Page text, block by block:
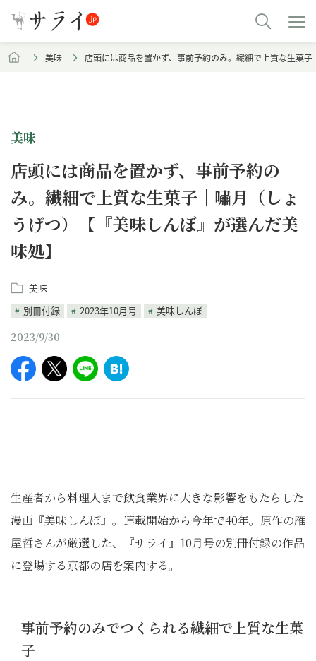
美味 店頭には商品を置かず、事前予約のみ。繊細で上質な生菓
美味
店頭には商品を置かず、事前予約の
み。繊細で上質な生菓子｜嘯月（しょ
うげつ）【『美味しんぼ』が選んだ美
味処】
美味
別冊付録
2023年10月号 美味しんぼ
2023/9/30
生産者から料理人まで飲食業界に大きな影響をもたらした
漫画『美味しんぼ』。連載開始から今年で40年。原作の雁
屋哲さんが厳選した、『サライ』10月号の別冊付録の作品
に登場する京都の店を案内する。
事前予約のみでつくられる繊細で上質な生菓
子